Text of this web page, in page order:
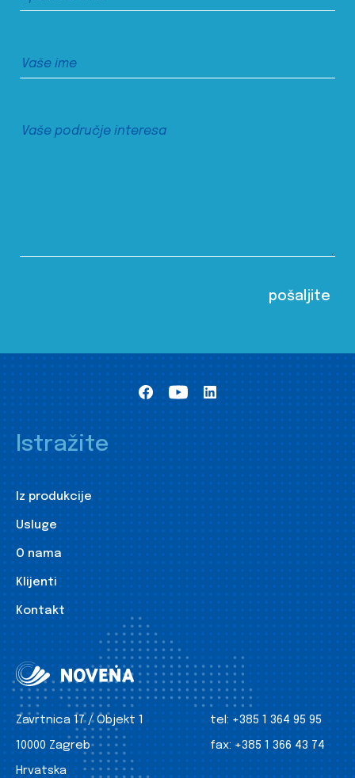
Istražite
Iz produkcije
Usluge
O nama
Klijenti
Kontakt
Zavrtnica 17 / Objekt 1
10000 Zagreb
Hrvatska
tel: +385 1 364 95 95
fax: +385 1 366 43 74